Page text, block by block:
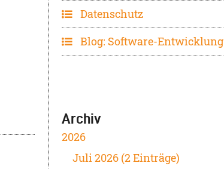
Datenschutz
Blog: Software-Entwicklung
Archiv
2026
Juli 2026 (2 Einträge)